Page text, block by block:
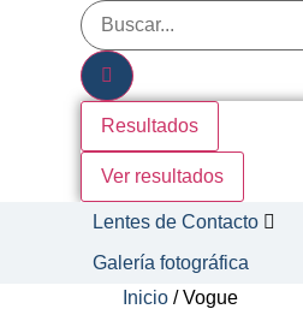
Resultados
Ver resultados
Lentes de Contacto
Galería fotográfica
Inicio / Vogue